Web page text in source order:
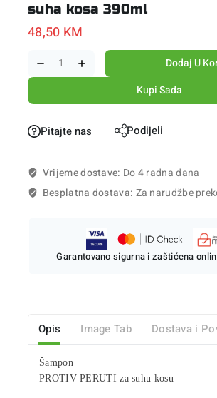
suha kosa 390ml
48,50 KM
Dodaj U
Kupi Sada
Pitajte nas Podijeli
Vrijeme dostave: Do 4 radna dana
Besplatna dostava: Za narudžbe
Garantovano sigurna i zaštićena
Opis Image Tab Dostava i
Šampon
PROTIV PERUTI za suhu kosu